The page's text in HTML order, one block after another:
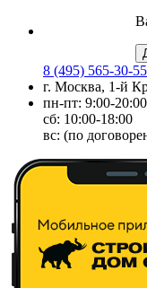
8 (495) 565-30-55
г. Москва, 1-й
пн-пт: 9:00-20:00
сб: 10:00-18:00
вс: (по